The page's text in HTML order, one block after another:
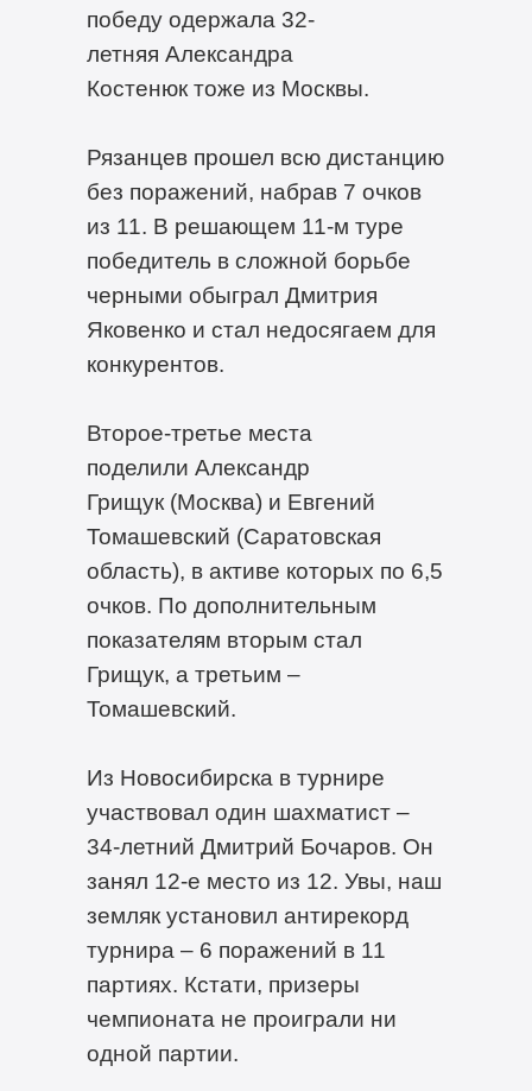
победу одержала 32-
летняя Александра
Костенюк тоже из Москвы.
Рязанцев прошел всю дистанцию
без поражений, набрав 7 очков
из 11. В решающем 11-м туре
победитель в сложной борьбе
черными обыграл Дмитрия
Яковенко и стал недосягаем для
конкурентов.
Второе-третье места
поделили Александр
Грищук (Москва) и Евгений
Томашевский (Саратовская
область), в активе которых по 6,5
очков. По дополнительным
показателям вторым стал
Грищук, а третьим –
Томашевский.
Из Новосибирска в турнире
участвовал один шахматист –
34-летний Дмитрий Бочаров. Он
занял 12-е место из 12. Увы, наш
земляк установил антирекорд
турнира – 6 поражений в 11
партиях. Кстати, призеры
чемпионата не проиграли ни
одной партии.